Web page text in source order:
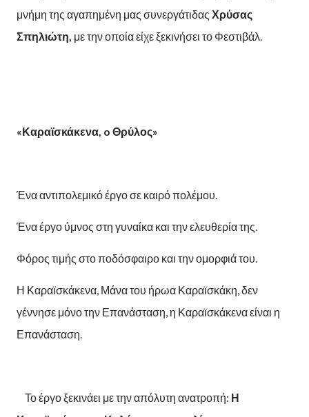
μνήμη της αγαπημένη μας συνεργάτιδας Χρύσας
Σπηλιώτη, με την οποία είχε ξεκινήσει το Φεστιβάλ.
«Καραϊσκάκενα, o Θρύλος»
Ένα αντιπολεμικό έργο σε καιρό πολέμου.
Ένα έργο ύμνος στη γυναίκα και την ελευθερία της.
Φόρος τιμής στο ποδόσφαιρο και την ομορφιά του.
Η Καραϊσκάκενα, Μάνα του ήρωα Καραϊσκάκη, δεν
γέννησε μόνο την Επανάσταση, η Καραϊσκάκενα είναι η
Επανάσταση.
Το έργο ξεκινάει με την απόλυτη ανατροπή: Η